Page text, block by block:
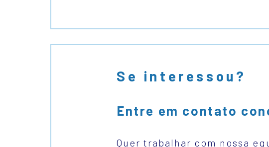
Se interessou?
Entre em contato
Quer trabalhar com nossa